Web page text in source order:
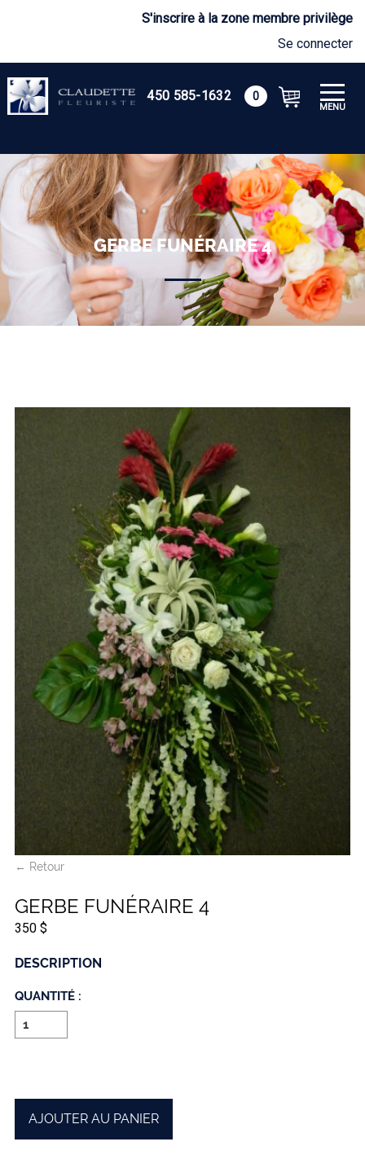
S'inscrire à la zone membre privilège
Se connecter
450 585-1632 0
GERBE FUNÉRAIRE 4
MENU
← Retour
GERBE FUNÉRAIRE 4
350 $
DESCRIPTION
QUANTITÉ :
AJOUTER AU PANIER